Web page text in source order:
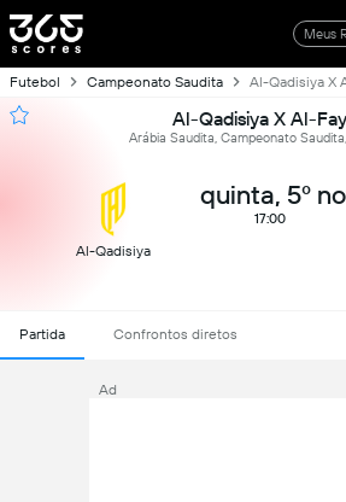
Meus
Futebol Campeonato Saudita Al-Qadisiya X
Al-Qadisiya X Al-
Arábia Saudita, Campeonato
Al-Qadisiya
quinta, 5º
17:00
Partida Confrontos diretos
Ad